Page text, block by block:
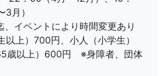
月）
イベントにより時間変更あり
以上）700円、小人（小学生）
歳以上）600円 ※身障者、団体